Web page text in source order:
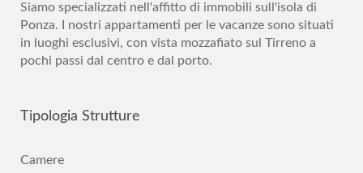
Siamo specializzati nell'affitto di immobili sull'isola di
Ponza. I nostri appartamenti per le vacanze sono situati
in luoghi esclusivi, con vista mozzafiato sul Tirreno a
pochi passi dal centro e dal porto.
Tipologia Strutture
Camere